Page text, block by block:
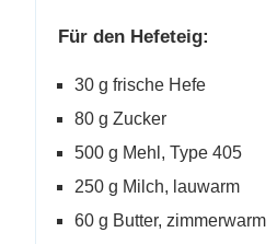
Für den Hefeteig:
30 g frische Hefe
80 g Zucker
500 g Mehl, Type 405
250 g Milch, lauwarm
60 g Butter, zimmerwarm